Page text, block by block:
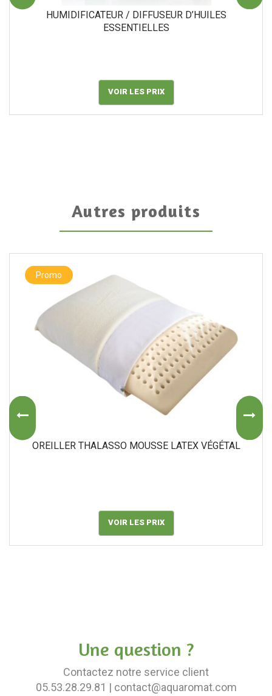
HUMIDIFICATEUR / DIFFUSEUR D’HUILES
ESSENTIELLES
VOIR LES PRIX
Autres produits
Promo
OREILLER THALASSO MOUSSE LATEX VÉGÉTAL
VOIR LES PRIX
Une question ?
Contactez notre service client
05.53.28.29.81 | contact@aquaromat.com